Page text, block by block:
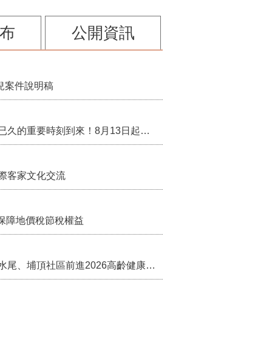
公開資訊
案件說明稿
行政院核定西拉雅族為平埔原住民族群 盼望已久的重要時刻到來！8月13日起受理民族成員名冊登記
客家文化交流
障地價稅節稅權益
苗栗農村綠色照顧成果登上全國舞台！ 後龍水尾、埔頂社區前進2026高齡健康產業博覽會